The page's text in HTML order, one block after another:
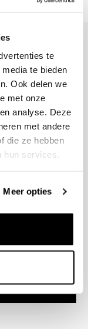
te
te bieden
Ook delen we
met onze
analyse. Deze
met andere
die ze hebben
hun services.
Meer opties